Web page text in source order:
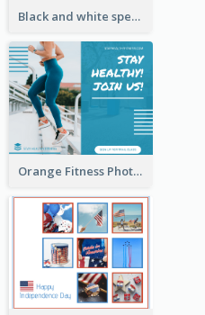
Black and white special offer Facebook Post
Orange Fitness Photo Fitness Trail Class Facebook Post